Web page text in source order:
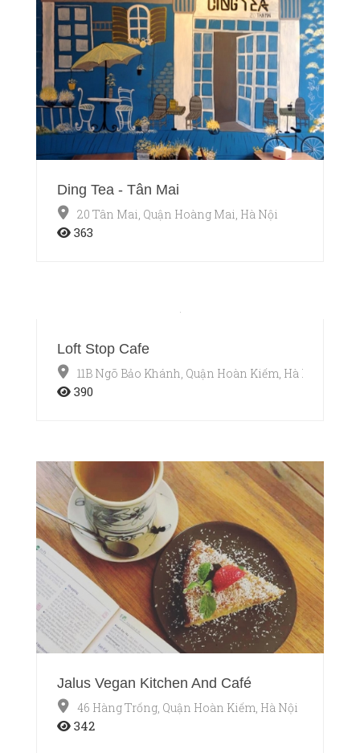
Ding Tea - Tân Mai
20 Tân Mai, Quận Hoàng Mai, Hà Nội
363
Loft Stop Cafe
11B Ngõ Bảo Khánh, Quận Hoàn Kiếm, Hà Nội
390
Jalus Vegan Kitchen And Café
46 Hàng Trống, Quận Hoàn Kiếm, Hà Nội
342